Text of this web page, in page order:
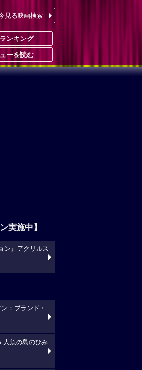
見る映画検索
ンキング
ーを読む
実施中】
ン』アクリルス
：ブランド・
魚の島のひみ